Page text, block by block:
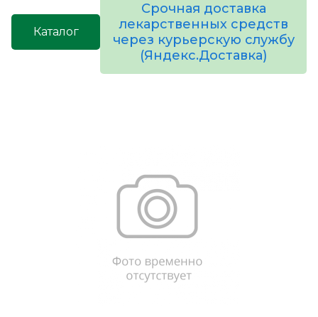
Каталог
Срочная доставка
лекарственных средств
через курьерскую службу
(Яндекс.Доставка)